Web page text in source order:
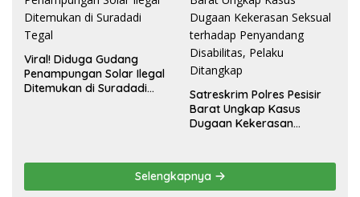
Viral! Diduga Gudang
Penampungan Solar Ilegal
Ditemukan di Suradadi
Satreskrim Polres Pesisir
Barat Ungkap Kasus
Dugaan Kekerasan
Pelaku Ditangkap
Selengkapnya